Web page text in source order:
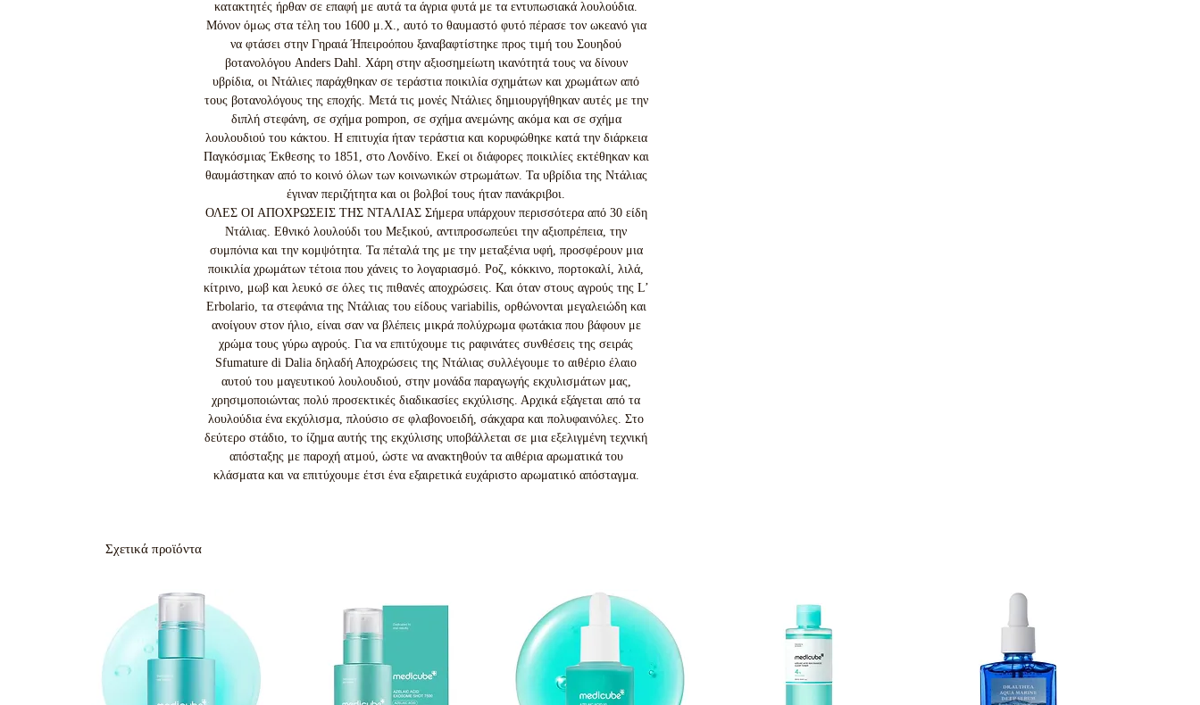
κατακτητές ήρθαν σε επαφή με αυτά τα άγρια φυτά με τα εντυπωσιακά λουλούδια.
Μόνον όμως στα τέλη του 1600 μ.Χ., αυτό το θαυμαστό φυτό πέρασε τον ωκεανό για
να φτάσει στην Γηραιά Ήπειροόπου ξαναβαφτίστηκε προς τιμή του Σουηδού
βοτανολόγου Anders Dahl. Χάρη στην αξιοσημείωτη ικανότητά τους να δίνουν
υβρίδια, οι Ντάλιες παράχθηκαν σε τεράστια ποικιλία σχημάτων και χρωμάτων από
τους βοτανολόγους της εποχής. Μετά τις μονές Ντάλιες δημιουργήθηκαν αυτές με την
διπλή στεφάνη, σε σχήμα pompon, σε σχήμα ανεμώνης ακόμα και σε σχήμα
λουλουδιού του κάκτου. Η επιτυχία ήταν τεράστια και κορυφώθηκε κατά την διάρκεια
Παγκόσμιας Έκθεσης το 1851, στο Λονδίνο. Εκεί οι διάφορες ποικιλίες εκτέθηκαν και
θαυμάστηκαν από το κοινό όλων των κοινωνικών στρωμάτων. Τα υβρίδια της Ντάλιας
έγιναν περιζήτητα και οι βολβοί τους ήταν πανάκριβοι.
ΟΛΕΣ ΟΙ ΑΠΟΧΡΩΣΕΙΣ ΤΗΣ ΝΤΑΛΙΑΣ Σήμερα υπάρχουν περισσότερα από 30 είδη
Ντάλιας. Εθνικό λουλούδι του Μεξικού, αντιπροσωπεύει την αξιοπρέπεια, την
συμπόνια και την κομψότητα. Τα πέταλά της με την μεταξένια υφή, προσφέρουν μια
ποικιλία χρωμάτων τέτοια που χάνεις το λογαριασμό. Ροζ, κόκκινο, πορτοκαλί, λιλά,
κίτρινο, μωβ και λευκό σε όλες τις πιθανές αποχρώσεις. Και όταν στους αγρούς της L’
Erbolario, τα στεφάνια της Ντάλιας του είδους variabilis, ορθώνονται μεγαλειώδη και
ανοίγουν στον ήλιο, είναι σαν να βλέπεις μικρά πολύχρωμα φωτάκια που βάφουν με
χρώμα τους γύρω αγρούς. Για να επιτύχουμε τις ραφινάτες συνθέσεις της σειράς
Sfumature di Dalia δηλαδή Αποχρώσεις της Ντάλιας συλλέγουμε το αιθέριο έλαιο
αυτού του μαγευτικού λουλουδιού, στην μονάδα παραγωγής εκχυλισμάτων μας,
χρησιμοποιώντας πολύ προσεκτικές διαδικασίες εκχύλισης. Αρχικά εξάγεται από τα
λουλούδια ένα εκχύλισμα, πλούσιο σε φλαβονοειδή, σάκχαρα και πολυφαινόλες. Στο
δεύτερο στάδιο, το ίζημα αυτής της εκχύλισης υποβάλλεται σε μια εξελιγμένη τεχνική
απόσταξης με παροχή ατμού, ώστε να ανακτηθούν τα αιθέρια αρωματικά του
κλάσματα και να επιτύχουμε έτσι ένα εξαιρετικά ευχάριστο αρωματικό απόσταγμα.
Σχετικά προϊόντα